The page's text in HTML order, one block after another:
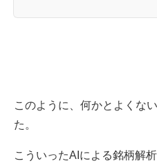
このように、何かとよくな
た。
こういったAIによる銘柄解